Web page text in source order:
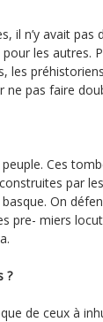
il n’y avait pas
les autres.
les
pas faire
Ces
par
On
pre- miers
?
de ceux à